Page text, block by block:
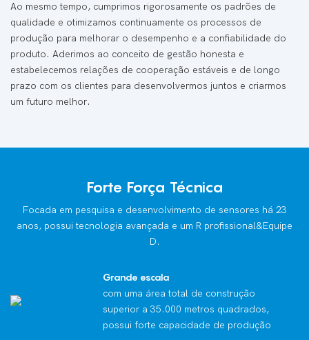
Ao mesmo tempo, cumprimos rigorosamente os padrões de
qualidade e otimizamos continuamente os processos de
produção para melhorar o desempenho e a confiabilidade do
produto. Aderimos ao conceito de gestão honesta e
estabelecemos relações de cooperação estáveis ​​e de longo
prazo com os clientes para desenvolvermos juntos e criarmos
um futuro melhor.
Forte Força Técnica
Focada em pesquisa e desenvolvimento de sensores há 23
anos, possui tecnologia avançada e um R profissional&Equipe
D.
Grande escala
com uma área total de construção
superior a 35.000 metros quadrados,
possui forte capacidade de produção